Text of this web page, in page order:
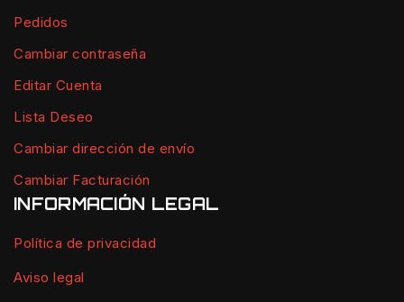
Pedidos
Cambiar contraseña
Editar Cuenta
Lista Deseo
Cambiar dirección de envío
Cambiar Facturación
INFORMACIÓN LEGAL
Política de privacidad
Aviso legal